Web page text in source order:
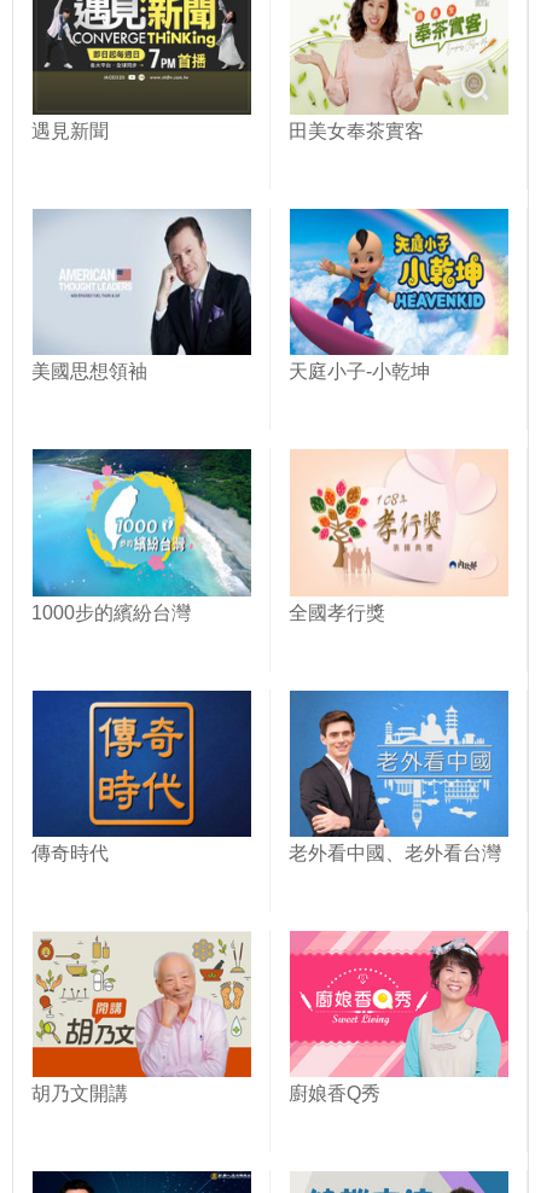
遇見新聞 田美女奉茶實客
美國思想領袖 天庭小子-小乾坤
1000步的繽紛台灣 全國孝行獎
傳奇時代 老外看中國、老外看台灣
胡乃文開講 廚娘香Q秀